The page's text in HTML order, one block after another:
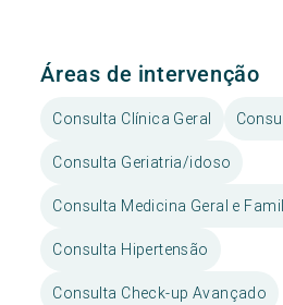
Áreas de intervenção
Consulta Clínica Geral
Consulta Geriatria/idoso
Consulta Medicina Geral e
Consulta Hipertensão
Consulta Check-up Avançado